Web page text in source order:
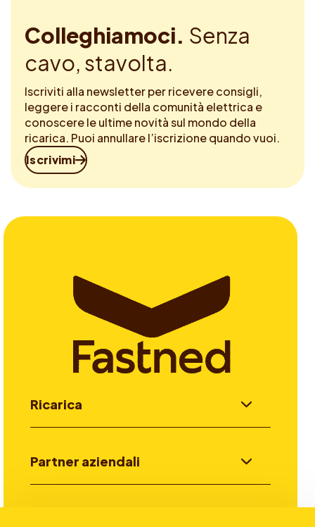
Colleghiamoci. Senza
cavo, stavolta.
Iscriviti alla newsletter per ricevere consigli,
leggere i racconti della comunità elettrica e
conoscere le ultime novità sul mondo della
ricarica. Puoi annullare l’iscrizione quando vuoi.
Iscrivimi
Ricarica
Partner aziendali